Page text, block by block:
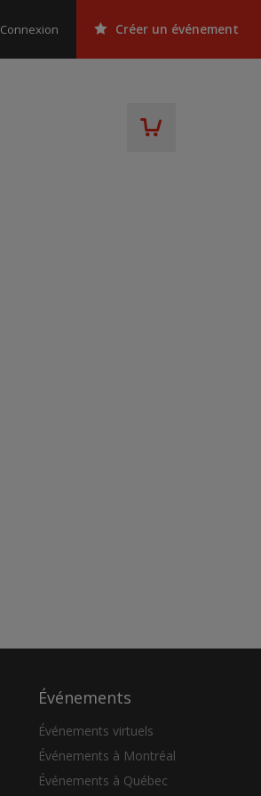
Connexion Créer un événement
Événements
Événements virtuels
Événements à Montréal
Événements à Québec